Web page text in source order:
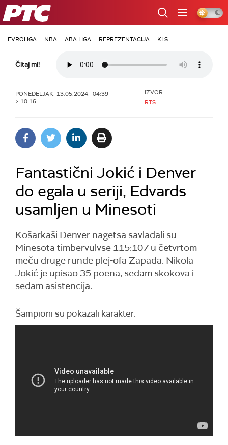
RTS
EVROLIGA NBA ABA LIGA REPREZENTACIJA KLS
Čitaj mi!
PONEDELJAK, 13.05.2024, 04:39 -
> 10:16
IZVOR:
RTS
Fantastični Jokić i Denver
do egala u seriji, Edvards
usamljen u Minesoti
Košarkaši Denver nagetsa savladali su
Minesota timbervulvse 115:107 u četvrtom
meču druge runde plej-ofa Zapada. Nikola
Jokić je upisao 35 poena, sedam skokova i
sedam asistencija.
Šampioni su pokazali karakter.